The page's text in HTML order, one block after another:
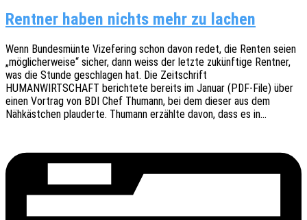
Rentner haben nichts mehr zu lachen
Wenn Bundes­mün­te Vize­fe­ring schon davon redet, die Renten seien
„mögli­cher­wei­se“ sicher, dann weiss der letzte zukünf­ti­ge Rent­ner,
was die Stunde geschla­gen hat. Die Zeit­schrift
HUMANWIRTSCHAFT berich­te­te bereits im Januar (PDF-File) über
einen Vortrag von BDI Chef Thumann, bei dem dieser aus dem
Nähkäst­chen plau­der­te. Thumann erzähl­te davon, dass es in…